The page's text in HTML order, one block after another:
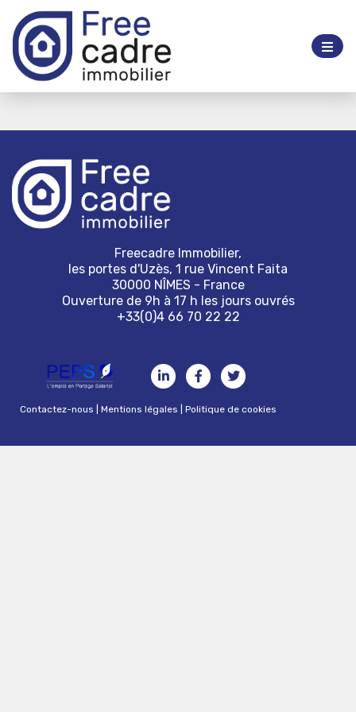
Freecadre Immobilier,
les portes d'Uzès, 1 rue Vincent Faita
30000 NÎMES - France
Ouverture de 9h à 17 h les jours ouvrés
+33(0)4 66 70 22 22
Contactez-nous |Mentions légales |Politique de cookies